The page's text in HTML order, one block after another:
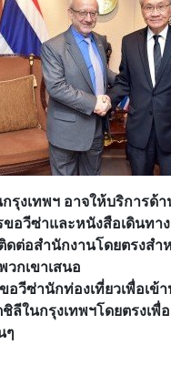
รุงเทพฯ อาจให้บริการด้า
ขอวีซ่าและหนังสือเดินทา
ดต่อสำนักงานโดยตรงสำ
กเขาเสนอ
อวีซ่านักท่องเที่ยวเพื่อเข้
ลีในกรุงเทพฯโดยตรงเพื่
ๆ